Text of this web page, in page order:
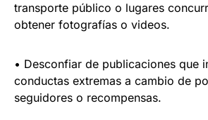
transporte público o lugares
obtener fotografías o videos.
• Desconfiar de publicaciones que
conductas extremas a cambio de
seguidores o recompensas.